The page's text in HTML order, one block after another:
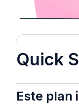
Quick
Este plan